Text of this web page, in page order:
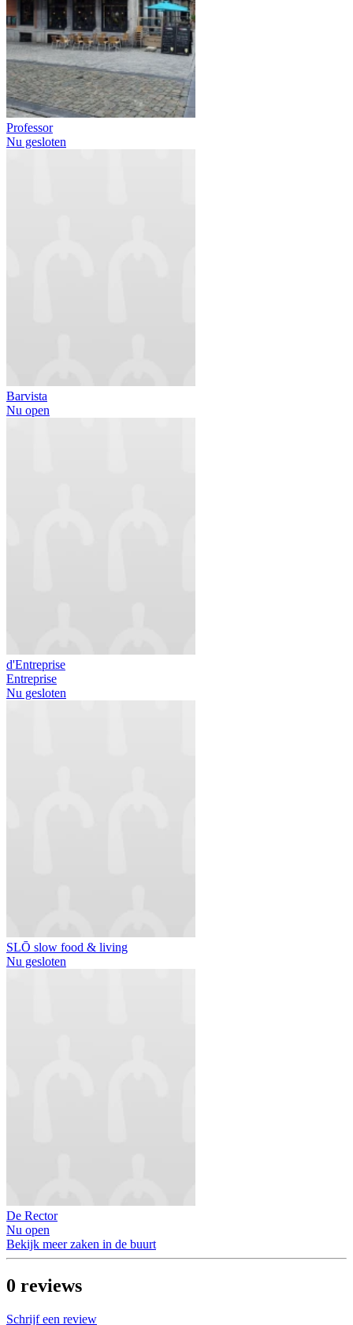
Professor
Nu gesloten
Barvista
Nu open
d'Entreprise
Entreprise
Nu gesloten
SLŌ slow food & living
Nu gesloten
De Rector
Nu open
Bekijk meer zaken in de buurt
0 reviews
Schrijf een review